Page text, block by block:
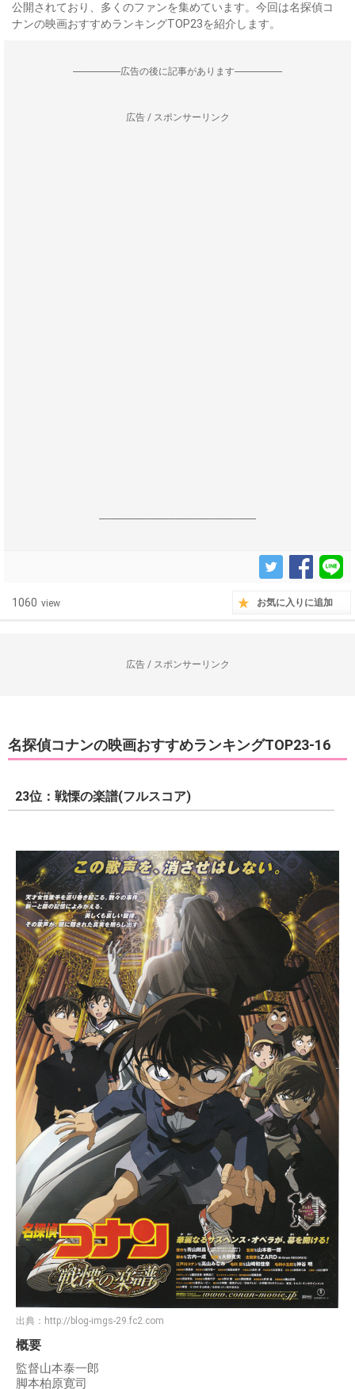
公開されており、多くのファンを集めています。今回は名探偵コ
ナンの映画おすすめランキングTOP23を紹介します。
--------------------広告の後に記事があります--------------------
広告 / スポンサーリンク
------------------------------------------------------------------
1060 view お気に入りに追加
広告 / スポンサーリンク
名探偵コナンの映画おすすめランキングTOP23-16
23位：戦慄の楽譜(フルスコア)
出典： http://blog-imgs-29.fc2.com
概要
監督山本泰一郎
脚本柏原寛司